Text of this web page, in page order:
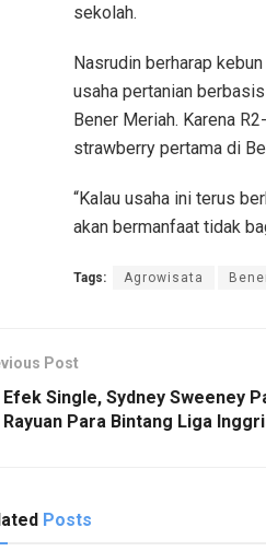
sekolah.
Nasrudin berharap
usaha pertanian
Bener Meriah. Karena
strawberry pertama di
“Kalau usaha ini terus
akan bermanfaat tidak
Tags: Agrowisata
Post
Efek Single, Sydney Sweeney
Rayuan Para Bintang Liga
Posts